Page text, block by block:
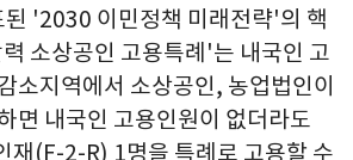
된 '2030 이민정책 미래전략'의 핵
소상공인 고용특례'는 내국인 고
소지역에서 소상공인, 농업법인이
면 내국인 고용인원이 없더라도
재(F-2-R) 1명을 특례로 고용할 수